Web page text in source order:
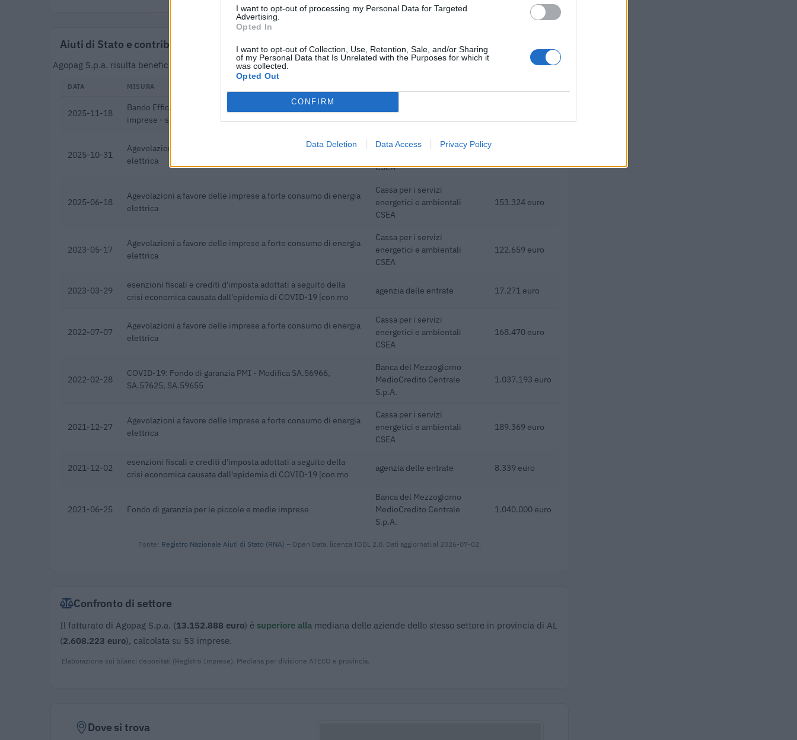
I want to opt-out of processing my Personal Data for Targeted
Advertising.
Opted In
I want to opt-out of Collection, Use, Retention, Sale, and/or Sharing
of my Personal Data that Is Unrelated with the Purposes for which it
was collected.
Opted Out
CONFIRM
Data Deletion Data Access Privacy Policy
Aiuti di Stato e contributi pubblici
Agopag S.p.a. risulta beneficiaria di 13 aiuti o contributi pubblici per un totale di 5.426.276 euro (2020–2025).
DATA MISURA
2025-11-18
Bando Efficienza energetica ed energie rinnovabili nelle
imprese - seconda edizione
Finpiemonte S.P.A.
2025-10-31
Agevolazioni a favore delle imprese a forte consumo di energia
elettrica
Cassa per i servizi
CSEA
2025-06-18
Agevolazioni a favore delle imprese a forte consumo di energia
elettrica
Cassa per i servizi
energetici e ambientali
CSEA
153.324 euro
2023-05-17
Agevolazioni a favore delle imprese a forte consumo di energia
elettrica
Cassa per i servizi
energetici e ambientali
CSEA
122.659 euro
2023-03-29
esenzioni fiscali e crediti d'imposta adottati a seguito della
crisi economica causata dall'epidemia di COVID-19 [con mo
agenzia delle entrate 17.271 euro
2022-07-07
Agevolazioni a favore delle imprese a forte consumo di energia
elettrica
Cassa per i servizi
energetici e ambientali
CSEA
168.470 euro
2022-02-28
COVID-19: Fondo di garanzia PMI - Modifica SA.56966,
SA.57625, SA.59655
Banca del Mezzogiorno
MedioCredito Centrale
S.p.A.
1.037.193 euro
2021-12-27
Agevolazioni a favore delle imprese a forte consumo di energia
elettrica
Cassa per i servizi
energetici e ambientali
CSEA
189.369 euro
2021-12-02
esenzioni fiscali e crediti d'imposta adottati a seguito della
crisi economica causata dall'epidemia di COVID-19 [con mo
agenzia delle entrate 8.339 euro
2021-06-25 Fondo di garanzia per le piccole e medie imprese
Banca del Mezzogiorno
MedioCredito Centrale
S.p.A.
1.040.000 euro
Fonte: Registro Nazionale Aiuti di Stato (RNA) – Open Data, licenza IODL 2.0. Dati aggiornati al 2026-07-02.
Confronto di settore
Il fatturato di Agopag S.p.a. (13.152.888 euro) è superiore alla mediana delle aziende dello stesso settore in provincia di AL
(2.608.223 euro), calcolata su 53 imprese.
Elaborazione sui bilanci depositati (Registro Imprese). Mediana per divisione ATECO e provincia.
Dove si trova